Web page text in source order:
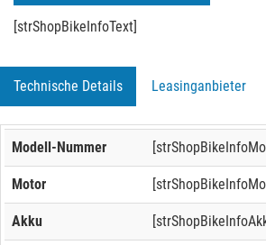
[strShopBikeInfoText]
Technische Details Leasinganbieter
Modell-Nummer
Motor
Akku